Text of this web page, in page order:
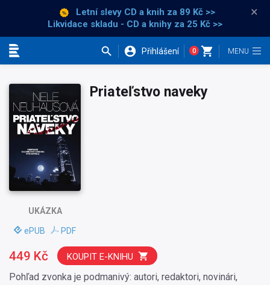
Letní slevy CD a knih za 89 Kč >>
Likvidace skladu - CD a knihy za 25 Kč >>
×
Přihlášení 0
UKÁZKA
ePUB PDF
Priateľstvo naveky
Pohľad zvonka je podmanivý: autori, redaktori, novinári,
449 Kč KOUPIT E-KNIHU